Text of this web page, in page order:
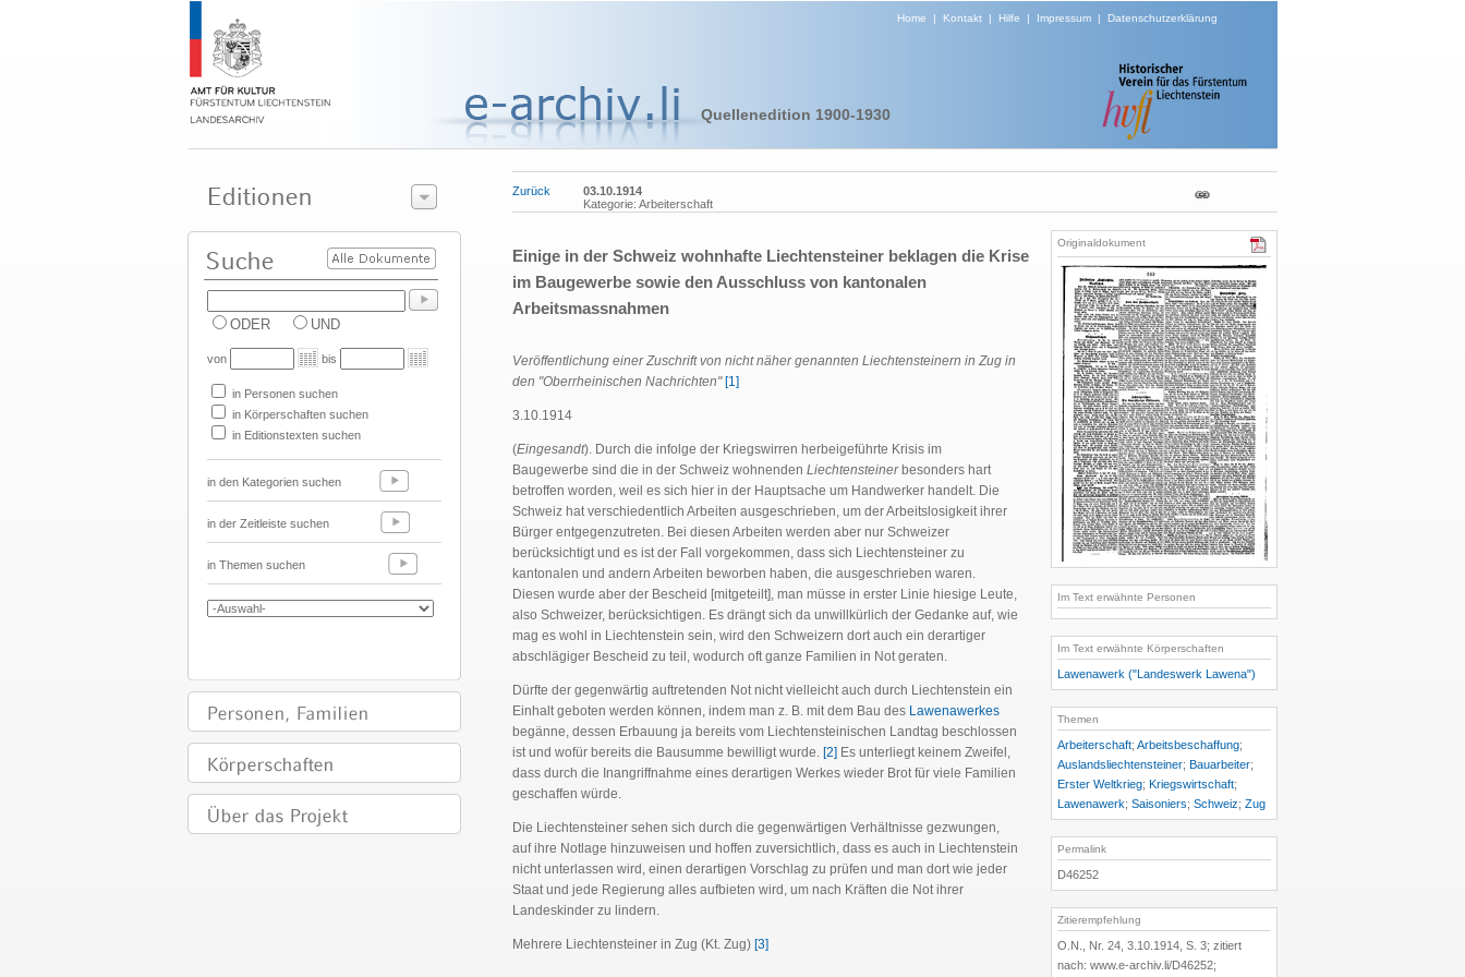
Home | Kontakt| Hilfe | Impressum| Datenschutzerklärung
Quellenedition 1900-1930
ODER UND
von bis
in Personen suchen
in Körperschaften suchen
in Editionstexten suchen
in den Kategorien suchen
in der Zeitleiste suchen
in Themen suchen
Zurück
03.10.1914
Kategorie: Arbeiterschaft
Einige in der Schweiz wohnhafte Liechtensteiner beklagen die Krise
im Baugewerbe sowie den Ausschluss von kantonalen
Arbeitsmassnahmen
Veröffentlichung einer Zuschrift von nicht näher genannten Liechtensteinern in Zug in
den "Oberrheinischen Nachrichten" [1]
3.10.1914
(Eingesandt). Durch die infolge der Kriegswirren herbeigeführte Krisis im
Baugewerbe sind die in der Schweiz wohnenden Liechtensteinerbesonders hart
betroffen worden, weil es sich hier in der Hauptsache um Handwerker handelt. Die
Schweiz hat verschiedentlich Arbeiten ausgeschrieben, um der Arbeitslosigkeit ihrer
Bürger entgegenzutreten. Bei diesen Arbeiten werden aber nur Schweizer
berücksichtigt und es ist der Fall vorgekommen, dass sich Liechtensteiner zu
kantonalen und andern Arbeiten beworben haben, die ausgeschrieben waren.
Diesen wurde aber der Bescheid [mitgeteilt], man müsse in erster Linie hiesige Leute,
also Schweizer, berücksichtigen. Es drängt sich da unwillkürlich der Gedanke auf, wie
mag es wohl in Liechtenstein sein, wird den Schweizern dort auch ein derartiger
abschlägiger Bescheid zu teil, wodurch oft ganze Familien in Not geraten.
Dürfte der gegenwärtig auftretenden Not nicht vielleicht auch durch Liechtenstein ein
Einhalt geboten werden können, indem man z. B. mit dem Bau des Lawenawerkes
begänne, dessen Erbauung ja bereits vom Liechtensteinischen Landtag beschlossen
ist und wofür bereits die Bausumme bewilligt wurde. [2] Es unterliegt keinem Zweifel,
dass durch die Inangriffnahme eines derartigen Werkes wieder Brot für viele Familien
geschaffen würde.
Die Liechtensteiner sehen sich durch die gegenwärtigen Verhältnisse gezwungen,
auf ihre Notlage hinzuweisen und hoffen zuversichtlich, dass es auch in Liechtenstein
nicht unterlassen wird, einen derartigen Vorschlag zu prüfen und man dort wie jeder
Staat und jede Regierung alles aufbieten wird, um nach Kräften die Not ihrer
Landeskinder zu lindern.
Mehrere Liechtensteiner in Zug (Kt. Zug) [3]
Originaldokument
Im Text erwähnte Personen
Im Text erwähnte Körperschaften
Lawenawerk ("Landeswerk Lawena")
Themen
Arbeiterschaft; Arbeitsbeschaffung;
Auslandsliechtensteiner; Bauarbeiter;
Erster Weltkrieg; Kriegswirtschaft;
Lawenawerk; Saisoniers; Schweiz; Zug
Permalink
D46252
Zitierempfehlung
O.N., Nr. 24, 3.10.1914, S. 3; zitiert
nach: www.e-archiv.li/D46252;